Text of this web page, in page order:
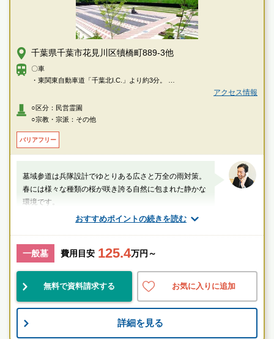
千葉県千葉市花見川区犢橋町889-3他
〇車
・東関東自動車道「千葉北I.C.」より約3分。
・JR総武線「新検見川」駅北口1番乗場より京成バス【検01】さつきが丘
団地経由いきいきプラザ行き乗車、犢橋小学校バス停で下車し徒歩約3分。
アクセス情報
○区分：民営霊園
○宗教・宗派：その他
バリアフリー
おすすめポイントの続きを読む
墓域参道は兵隊設計でゆとりある広さと万全の雨対策。
春には様々な種類の桜が咲き誇る自然に包まれた静かな
環境です。
山口（業界歴20年以上）
千葉県 千葉市花見川区 八千代台駅
お墓のことなら何でもご相談ください
現地を見学して実際の雰囲気をお確かめください
一般墓 費用目安 125.4万円～
無料で資料請求する お気に入りに追加
詳細を見る